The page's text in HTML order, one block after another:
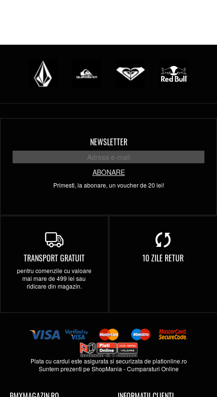
NEWSLETTER
ABONARE
Primesti, la abonare, un voucher de 20 lei!
TRANSPORT GRATUIT
pentru comenzile cu valoare
mai mare de 499 lei sau
ridicare din magazin.
10 ZILE RETUR
Plata cu cardul este asigurata si securizata deplationline.ro
Suntem prezenti peShopMania -Cumparaturi Online